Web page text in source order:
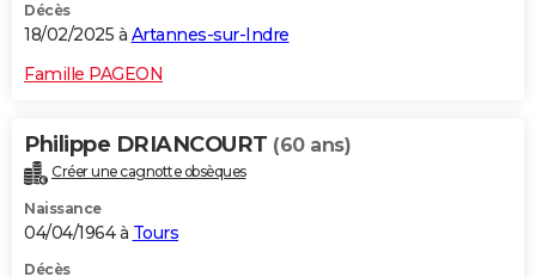
Décès
18/02/2025 à Artannes-sur-Indre
Famille PAGEON
Philippe DRIANCOURT (60 ans)
Créer une cagnotte obsèques
Naissance
04/04/1964 à Tours
Décès